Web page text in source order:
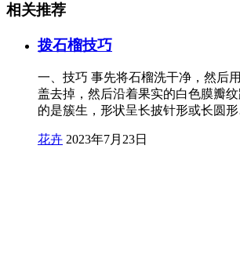
相关推荐
拨石榴技巧
一、技巧 事先将石榴洗干净，然后
盖去掉，然后沿着果实的白色膜瓣
的是簇生，形状呈长披针形或长圆
花卉 2023年7月23日